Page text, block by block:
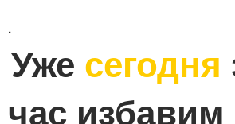
.
Уже сегодня
час